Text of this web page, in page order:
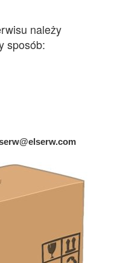
należy
sposób: